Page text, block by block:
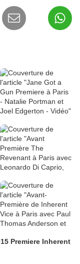
Premiere Inherent